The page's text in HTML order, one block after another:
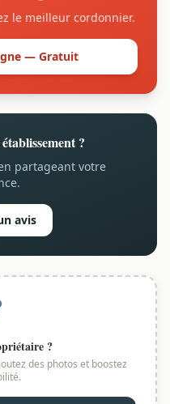
le meilleur cordonnier.
— Gratuit
?
partageant votre
avis
?
des photos et boostez